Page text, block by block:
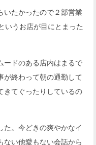
いたかったので２部営業
いうお店が目にとまった
ードのある店内はまるで
が終わって朝の通勤して
きてぐったりしているの
。今どきの爽やかなイ
い他愛もない会話から